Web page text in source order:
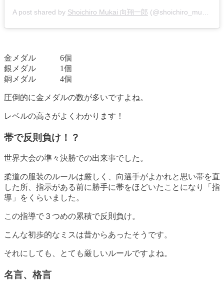
A post shared by Shoichiro Mukai 向翔一郎 (@shoichiro_mukai) on
金メダル 6個
銀メダル 1個
銅メダル 4個
圧倒的に金メダルの数が多いですよね。
レベルの高さがよくわかります！
帯で反則負け！？
世界大会の準々決勝での出来事でした。
柔道の服装のルールは厳しく、向選手がよかれと思い帯を直
した所、指示がある前に勝手に帯をほどいたことになり「指
導」をくらいました 。
この指導で３つめの累積で反則負け。
こんな初歩的なミスは昔からあったそうです。
それにしても、とても厳しいルールですよね。
名言、格言